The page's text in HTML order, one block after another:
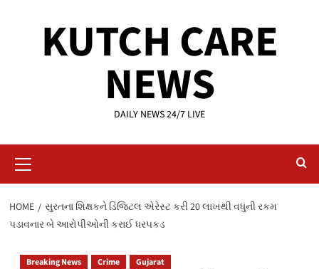
KUTCH CARE
NEWS
DAILY NEWS 24/7 LIVE
Menu
HOME
સુરતના શિક્ષકને ડિજિટલ એરેસ્ટ કરી 20 લાખથી વધુની રકમ
પડાવનાર બે આરોપીઓની કરાઈ ધરપકડ
Breaking News Crime Gujarat